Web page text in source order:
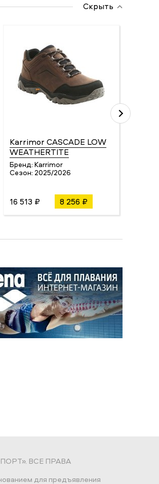
Скрыть
Karrimor CASCADE LOW
WEATHERTITE
Бренд: Karrimor
Сезон: 2025/2026
16 513 ₽ 8 256 ₽
ВСЕ ПРАВА
для предъявления